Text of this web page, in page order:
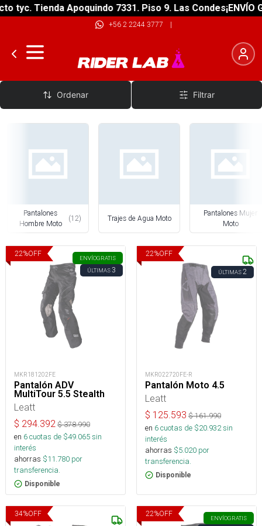
tyc. Tienda Apoquindo 7331. Piso 9. Las Condes¡ENVÍO
+56 2 2244 3777 |
Pantalones y Shorts Moto
Ordenar Filtrar
Pantalones
Hombre Moto
(12) Trajes de Agua Moto
Pantalones Mujer
Moto
22%OFF
ENVÍOGRATIS
ÚLTIMAS3
MKR181202FE
Pantalón ADV
MultiTour 5.5 Stealth
Leatt
$ 294.392 $378.990
en 6cuotas de $49.065sin
interés
ahorras $11.780 por
transferencia.
Disponible
22%OFF
ÚLTIMAS2
MKR022720FE-R
Pantalón Moto 4.5
Leatt
$ 125.593 $161.990
en 6cuotas de $20.932sin
interés
ahorras $5.020 por
transferencia.
Disponible
34%OFF 22%OFF
ENVÍOGRATIS